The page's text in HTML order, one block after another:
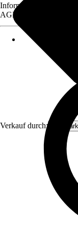
Verkauf durch:
Informationen des
AGB, finden Sie bei